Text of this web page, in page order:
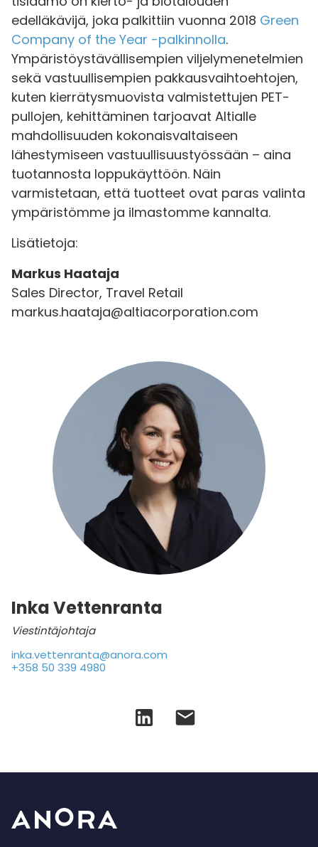
edelläkävijä, joka palkittiin vuonna 2018 Green
Company of the Year -palkinnolla.
Ympäristöystävällisempien viljelymenetelmien
sekä vastuullisempien pakkausvaihtoehtojen,
kuten kierrätysmuovista valmistettujen PET-
pullojen, kehittäminen tarjoavat Altialle
mahdollisuuden kokonaisvaltaiseen
lähestymiseen vastuullisuustyössään – aina
tuotannosta loppukäyttöön. Näin
varmistetaan, että tuotteet ovat paras valinta
ympäristömme ja ilmastomme kannalta.
Lisätietoja:
Markus Haataja
Sales Director, Travel Retail
markus.haataja@altiacorporation.com
Inka Vettenranta
Viestintäjohtaja
inka.vettenranta@anora.com
+358 50 339 4980